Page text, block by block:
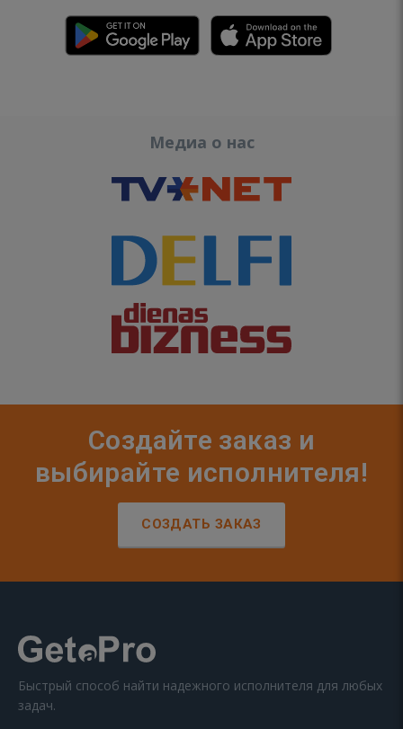
Медиа о нас
Создайте заказ и
выбирайте исполнителя!
СОЗДАТЬ ЗАКАЗ
Быстрый способ найти надежного исполнителя для любых
задач.